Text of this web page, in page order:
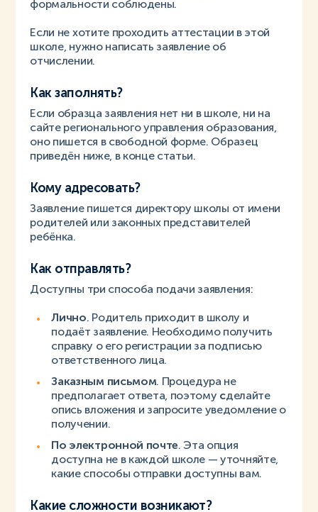
формальности соблюдены.
Если не хотите проходить аттестации в этой
школе, нужно написать заявление об
отчислении.
Как заполнять?
Если образца заявления нет ни в школе, ни на
сайте регионального управления образования,
оно пишется в свободной форме. Образец
приведён ниже, в конце статьи.
Кому адресовать?
Заявление пишется директору школы от имени
родителей или законных представителей
ребёнка.
Как отправлять?
Доступны три способа подачи заявления:
Лично. Родитель приходит в школу и
подаёт заявление. Необходимо получить
справку о его регистрации за подписью
ответственного лица.
Заказным письмом. Процедура не
предполагает ответа, поэтому сделайте
опись вложения и запросите уведомление о
получении.
По электронной почте. Эта опция
доступна не в каждой школе — уточняйте,
какие способы отправки доступны вам.
Какие сложности возникают?